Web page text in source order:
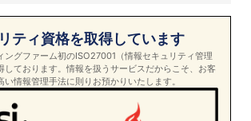
ティ資格を取得しています
ングファーム初のISO27001（情報セキュリティ管理
しております。情報を扱うサービスだからこそ、お客
情報管理手法に則りお預かりいたします。